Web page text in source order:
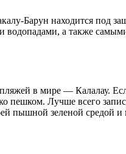
Барун находится под
водопадами, а также
в мире — Калалау.
пешком. Лучше всего
пышной зеленой средой